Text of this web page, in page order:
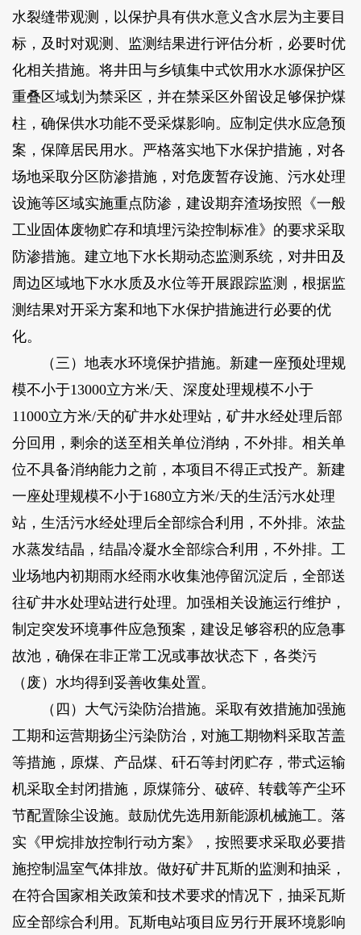
水裂缝带观测，以保护具有供水意义含水层为主要目
标，及时对观测、监测结果进行评估分析，必要时优
化相关措施。将井田与乡镇集中式饮用水水源保护区
重叠区域划为禁采区，并在禁采区外留设足够保护煤
柱，确保供水功能不受采煤影响。应制定供水应急预
案，保障居民用水。严格落实地下水保护措施，对各
场地采取分区防渗措施，对危废暂存设施、污水处理
设施等区域实施重点防渗，建设期弃渣场按照《一般
工业固体废物贮存和填埋污染控制标准》的要求采取
防渗措施。建立地下水长期动态监测系统，对井田及
周边区域地下水水质及水位等开展跟踪监测，根据监
测结果对开采方案和地下水保护措施进行必要的优
化。
（三）地表水环境保护措施。新建一座预处理规
模不小于13000立方米/天、深度处理规模不小于
11000立方米/天的矿井水处理站，矿井水经处理后部
分回用，剩余的送至相关单位消纳，不外排。相关单
位不具备消纳能力之前，本项目不得正式投产。新建
一座处理规模不小于1680立方米/天的生活污水处理
站，生活污水经处理后全部综合利用，不外排。浓盐
水蒸发结晶，结晶冷凝水全部综合利用，不外排。工
业场地内初期雨水经雨水收集池停留沉淀后，全部送
往矿井水处理站进行处理。加强相关设施运行维护，
制定突发环境事件应急预案，建设足够容积的应急事
故池，确保在非正常工况或事故状态下，各类污
（废）水均得到妥善收集处置。
（四）大气污染防治措施。采取有效措施加强施
工期和运营期扬尘污染防治，对施工期物料采取苫盖
等措施，原煤、产品煤、矸石等封闭贮存，带式运输
机采取全封闭措施，原煤筛分、破碎、转载等产尘环
节配置除尘设施。鼓励优先选用新能源机械施工。落
实《甲烷排放控制行动方案》，按照要求采取必要措
施控制温室气体排放。做好矿井瓦斯的监测和抽采，
在符合国家相关政策和技术要求的情况下，抽采瓦斯
应全部综合利用。瓦斯电站项目应另行开展环境影响